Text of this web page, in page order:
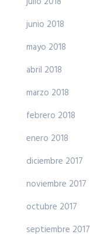
junio 2018
mayo 2018
abril 2018
marzo 2018
febrero 2018
enero 2018
diciembre 2017
noviembre 2017
octubre 2017
septiembre 2017